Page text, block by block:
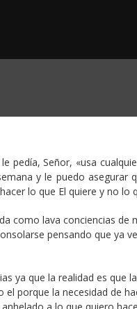
pedía, Señor, «usa
y le puedo asegurar
lo que El quiere y no lo
como lava conciencias de
pensando que ya
ya que la realidad es que
porque la necesidad de